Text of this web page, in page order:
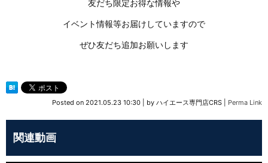
友だち限定お得な情報や
イベント情報等お届けしていますので
ぜひ友だち追加お願いします
Posted on 2021.05.23 10:30 by ハイエース専門店CRS Perma Link
関連動画